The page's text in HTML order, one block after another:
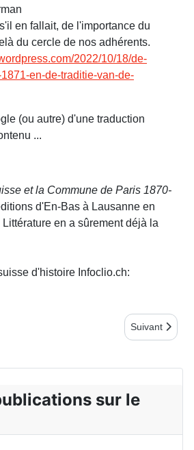
en fallait, de l'importance du
du cercle de nos adhérents.
2022/10/18/de-
en-de-traditie-van-de-
(ou autre) d'une traduction
...
et la Commune de Paris 1870-
d'En-Bas à Lausanne en
en a sûrement déjà la
d'histoire Infoclio.ch:
Article
Suivant
sur le